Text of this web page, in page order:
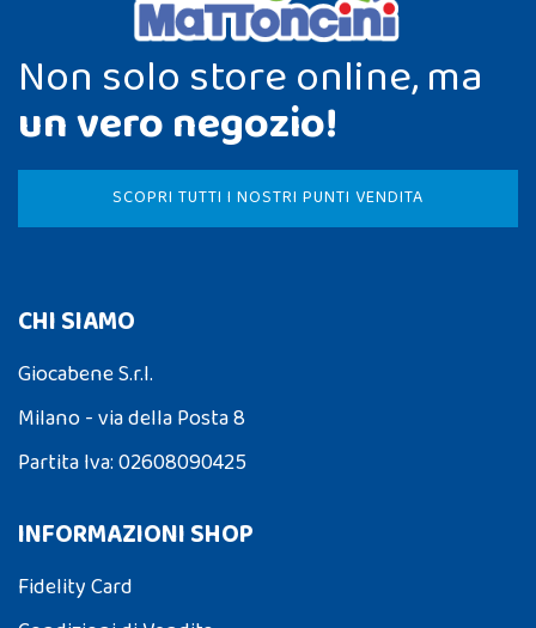
Non solo store online, ma
un vero negozio!
SCOPRI TUTTI I NOSTRI PUNTI VENDITA
CHI SIAMO
Giocabene S.r.l.
Milano - via della Posta 8
Partita Iva: 02608090425
INFORMAZIONI SHOP
Fidelity Card